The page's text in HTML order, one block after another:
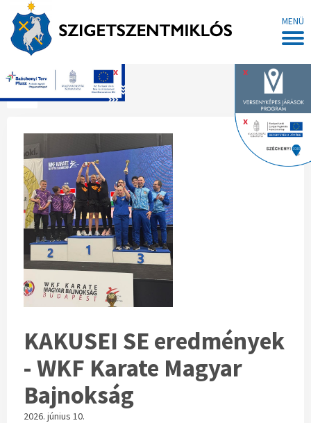
MENÜ
x
x
x
Főoldal
KAKUSEI SE eredmények
- WKF Karate Magyar
Bajnokság
2026. június 10.